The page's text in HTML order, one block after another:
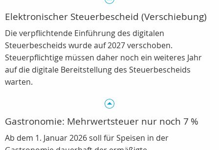
Elektronischer Steuerbescheid (Verschiebung)
Die verpflichtende Einführung des digitalen
Steuerbescheids wurde auf 2027 verschoben.
Steuerpflichtige müssen daher noch ein weiteres Jahr
auf die digitale Bereitstellung des Steuerbescheids
warten.
Gastronomie: Mehrwertsteuer nur noch 7 %
Ab dem 1. Januar 2026 soll für Speisen in der